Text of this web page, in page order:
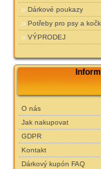
Dárkové poukazy
Potřeby pro psy a
VÝPRODEJ
O nás
Jak nakupovat
GDPR
Kontakt
Dárkový kupón FAQ